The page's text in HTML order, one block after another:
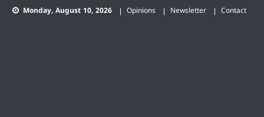
Skip
Monday, August 10, 2026 Opinions Newsletter Contact